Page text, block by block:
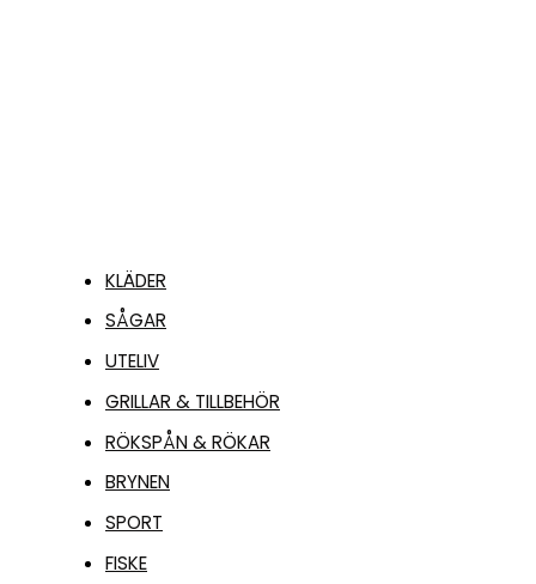
KLÄDER
SÅGAR
UTELIV
GRILLAR & TILLBEHÖR
RÖKSPÅN & RÖKAR
BRYNEN
SPORT
FISKE